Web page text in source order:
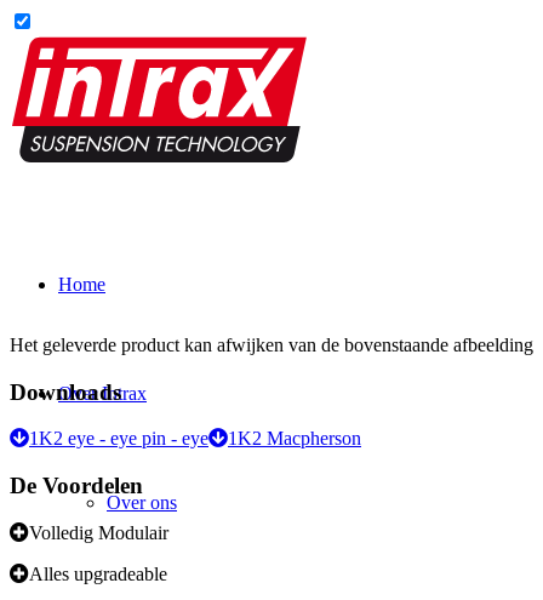
Home
Over Intrax
Over ons
Het geleverde product kan afwijken van de bovenstaande afbeelding
Downloads
1K2 eye - eye pin - eye 1K2 Macpherson
De Voordelen
Volledig Modulair
Alles upgradeable